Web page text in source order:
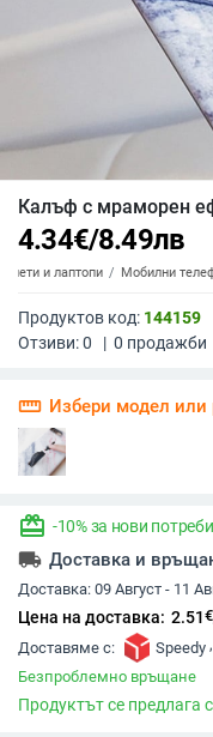
Калъф с мраморен
4.34€/8.49лв
и лаптопи Мобилни
Продуктов код: 144159
Отзиви:0 | 0 продажби
straighten Избери модел или
redeem -10% за нови
local_shipping Доставка и
Доставка: 09 Август - 11
Цена на доставка: 2.51€
Доставяме с: Speedy ,
Безпроблемно връщане
Продуктът се предлага